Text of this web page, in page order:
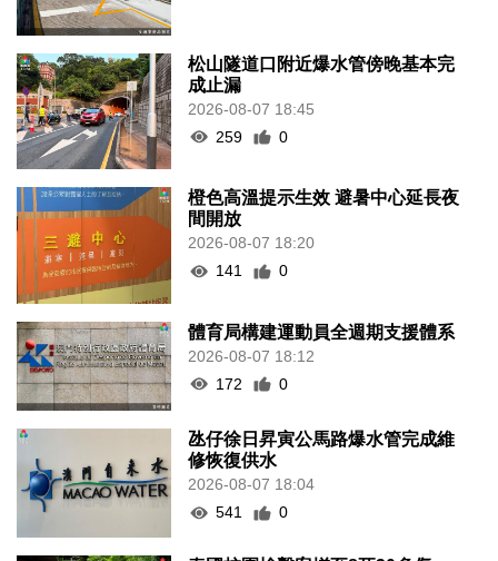
松山隧道口附近爆水管傍晚基本完
成止漏
2026-08-07 18:45
259
0
橙色高溫提示生效 避暑中心延長夜
間開放
2026-08-07 18:20
141
0
體育局構建運動員全週期支援體系
2026-08-07 18:12
172
0
氹仔徐日昇寅公馬路爆水管完成維
修恢復供水
2026-08-07 18:04
541
0